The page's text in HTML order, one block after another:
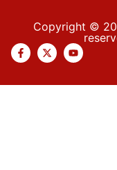
Copyright ©